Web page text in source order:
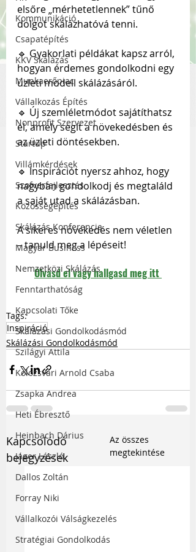
Kommunikáció
Csapatépítés
KKV Skálázás
Munkaerőpiac
Vállalkozás Építés
Nonprofit Szervezet
Startup
Villámkérdések
Szofverfejlesztés
Közösségépítés
Skálázás Konferencia
Magyar Business
Nemzetközi Skálázás
Fenntarthatóság
Kapcsolati Tőke
Skálázási Gondolkodásmód
Szilágyi Attila
Kolozsvári Arnold Csaba
Zsapka Andrea
Heti Ébresztő
Heinbach Dárius
Jáger László
Dallos Zoltán
Forray Niki
Vállalkozói Válságkezelés
Stratégiai Gondolkodás
elsőre „mérhetetlennek” tűnő
dolgot skálázhatóvá tenni.
🔹 Gyakorlati példákat kapsz arról,
hogyan érdemes gondolkodni egy
üzleti modell skálázásáról.
🔹 Új szemléletmódot sajátíthatsz
el, amely segít a növekedésben és
az üzleti döntésekben.
🔹 Inspirációt nyersz ahhoz, hogy
nagyban gondolkodj és megtaláld
a saját utad a skálázásban.
A sikeres növekedés nem véletlen
– tanuld meg a lépéseit!
Olvasd el vagy hallgasd meg itt
Tags:
Inspiráció
Skálázási Gondolkodásmód
Kapcsolódó
bejegyzések
Az összes
megtekintése